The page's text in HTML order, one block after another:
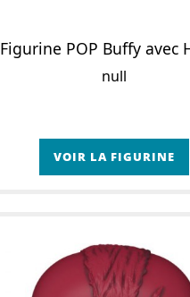
Figurine POP Buffy avec
null
VOIR LA FIGURINE